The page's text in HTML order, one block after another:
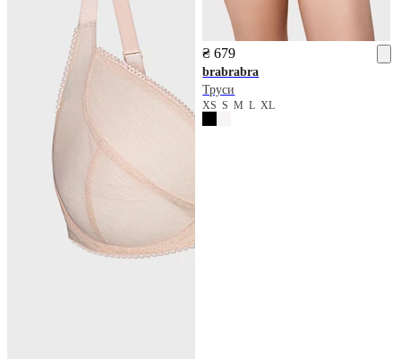
₴ 679
brabrabra
Труси
XSSMLXL